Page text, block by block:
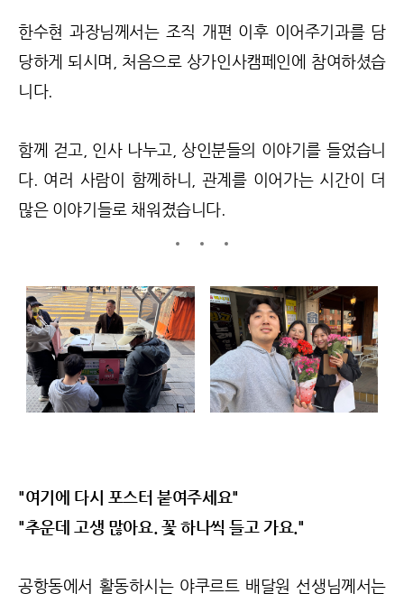
한수현 과장님께서는 조직 개편 이후 이어주기과를 담
당하게 되시며, 처음으로 상가인사캠페인에 참여하셨습
니다.
함께 걷고, 인사 나누고, 상인분들의 이야기를 들었습니
다. 여러 사람이 함께하니, 관계를 이어가는 시간이 더
많은 이야기들로 채워졌습니다.
"여기에 다시 포스터 붙여주세요"
"추운데 고생 많아요. 꽃 하나씩 들고 가요."
공항동에서 활동하시는 야쿠르트 배달원 선생님께서는